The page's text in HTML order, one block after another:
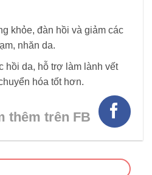
khỏe, đàn hồi và giảm các
nhăn da.
hồi da, hỗ trợ làm lành vết
hóa tốt hơn.
thêm trên FB